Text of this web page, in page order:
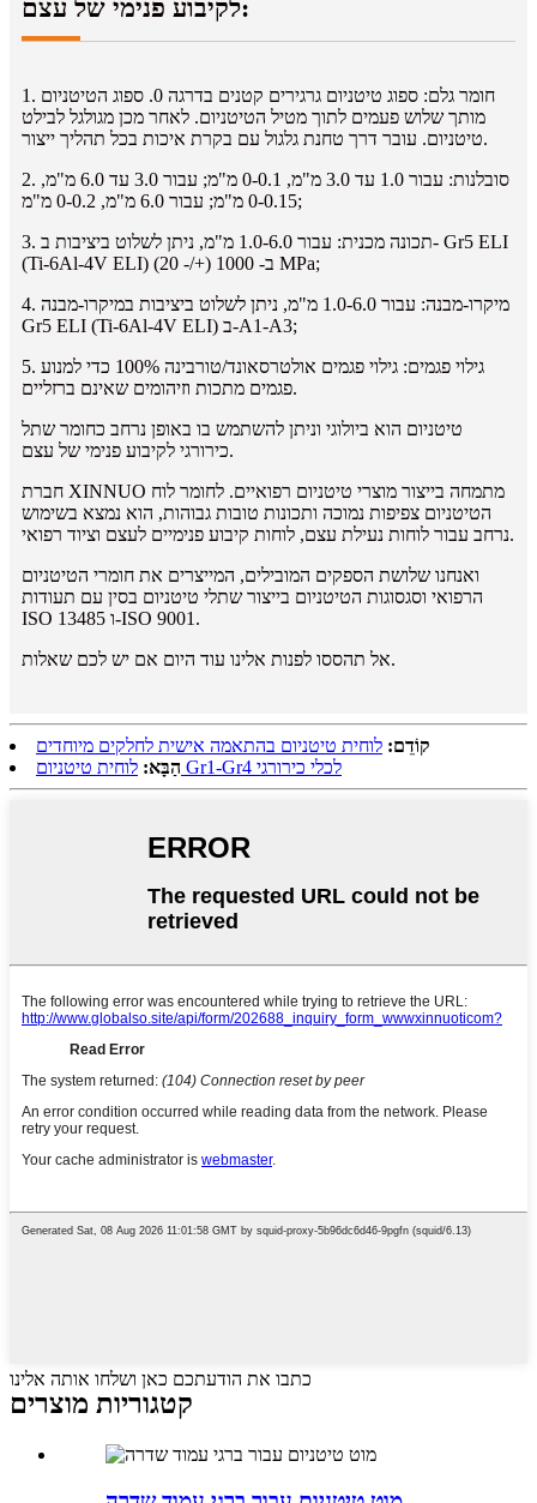
לקיבוע פנימי של עצם:
1. חומר גלם: ספוג טיטניום גרגירים קטנים בדרגה 0. ספוג הטיטניום
מותך שלוש פעמים לתוך מטיל הטיטניום. לאחר מכן מגולגל לבילט
טיטניום. עובר דרך טחנת גלגול עם בקרת איכות בכל תהליך ייצור.
2. סובלנות: עבור 1.0 עד 3.0 מ"מ, 0-0.1 מ"מ; עבור 3.0 עד 6.0 מ"מ,
0-0.15 מ"מ; עבור 6.0 מ"מ, 0-0.2 מ"מ;
3. תכונה מכנית: עבור 1.0-6.0 מ"מ, ניתן לשלוט ביציבות ב- Gr5 ELI
(Ti-6Al-4V ELI) ב- 1000 (+/- 20) MPa;
4. מיקרו-מבנה: עבור 1.0-6.0 מ"מ, ניתן לשלוט ביציבות במיקרו-מבנה
Gr5 ELI (Ti-6Al-4V ELI) ב-A1-A3;
5. גילוי פגמים: גילוי פגמים אולטרסאונד/טורבינה 100% כדי למנוע
פגמים מתכות וזיהומים שאינם ברזליים.
טיטניום הוא ביולוגי וניתן להשתמש בו באופן נרחב כחומר שתל
כירורגי לקיבוע פנימי של עצם.
חברת XINNUO מתמחה בייצור מוצרי טיטניום רפואיים. לחומר לוח
הטיטניום צפיפות נמוכה ותכונות טובות גבוהות, הוא נמצא בשימוש
נרחב עבור לוחות נעילת עצם, לוחות קיבוע פנימיים לעצם וציוד רפואי.
ואנחנו שלושת הספקים המובילים, המייצרים את חומרי הטיטניום
הרפואי וסגסוגות הטיטניום בייצור שתלי טיטניום בסין עם תעודות
ISO 13485 ו-ISO 9001.
אל תהססו לפנות אלינו עוד היום אם יש לכם שאלות.
קוֹדֵם: לוחית טיטניום בהתאמה אישית לחלקים מיוחדים
הַבָּא:
לוחית טיטניום Gr1-Gr4 לכלי כירורגי
כתבו את הודעתכם כאן ושלחו אותה אלינו
קטגוריות מוצרים